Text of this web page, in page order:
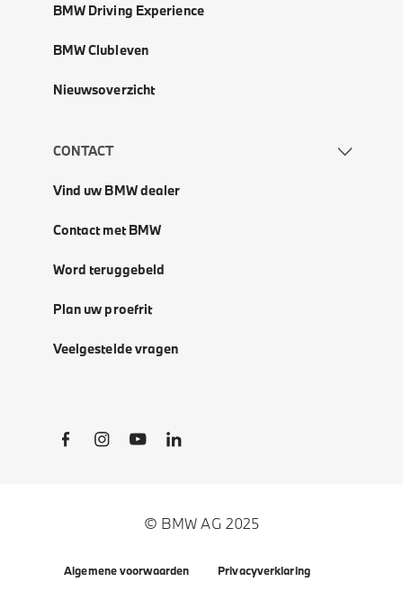
BMW Driving Experience
BMW Clubleven
Nieuwsoverzicht
CONTACT
Vind uw BMW dealer
Contact met BMW
Word teruggebeld
Plan uw proefrit
Veelgestelde vragen
Social Links
© BMW AG 2025
Algemene voorwaarden
Privacyverklaring